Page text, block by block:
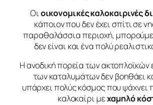
Οιοικονομικές καλοκαιρινές
κάποιον που δεν έχει σπίτι σε
παραθαλάσσια περιοχή, μπορούμε
δεν είναι και ένα πολύ
Η ανοδική πορεία των ακτοπλοϊκών
των καταλυμάτων δεν βοηθάει
υπάρχει πολύς κόσμος που ψάχνει
καλοκαίρι μεχαμηλό